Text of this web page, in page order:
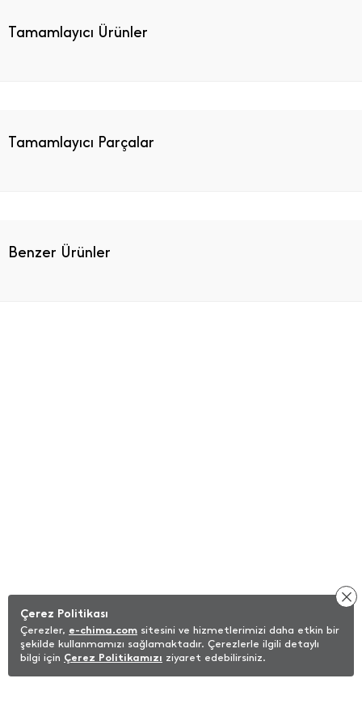
Tamamlayıcı Ürünler
Benzer Ürünler
Tamamlayıcı Parçalar
Çerez Politikası
Çerezler, e-chima.com sitesini ve hizmetlerimizi daha etkin bir
şekilde kullanmamızı sağlamaktadır. Çerezlerle ilgili detaylı
bilgi için Çerez Politikamızı ziyaret edebilirsiniz.